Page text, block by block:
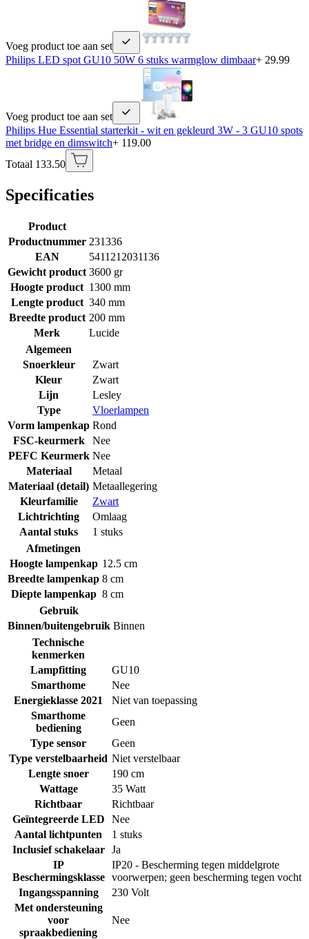
Voeg product toe aan set
Philips LED spot GU10 50W 6 stuks warmglow dimbaar+ 29.99
Voeg product toe aan set
Philips Hue Essential starterkit - wit en gekleurd 3W - 3 GU10 spots
met bridge en dimswitch+ 119.00
Totaal 133.50
Specificaties
Product
Productnummer 231336
EAN
5411212031136
Gewicht product 3600 gr
Hoogte product 1300 mm
Lengte product 340 mm
Breedte product 200 mm
Merk
Lucide
Algemeen
Snoerkleur
Zwart
Kleur
Zwart
Lijn
Lesley
Type
Vloerlampen
Vorm lampenkap Rond
FSC-keurmerk
Nee
PEFC Keurmerk Nee
Materiaal
Metaal
Materiaal (detail) Metaallegering
Kleurfamilie
Zwart
Lichtrichting
Omlaag
Aantal stuks
1 stuks
Afmetingen
Hoogte lampenkap 12.5 cm
Breedte lampenkap 8 cm
Diepte lampenkap 8 cm
Gebruik
Binnen/buitengebruik Binnen
Technische
kenmerken
Lampfitting
GU10
Smarthome
Nee
Energieklasse 2021
Niet van toepassing
Smarthome
bediening
Geen
Type sensor
Geen
Type verstelbaarheid Niet verstelbaar
Lengte snoer
190 cm
Wattage
35 Watt
Richtbaar
Richtbaar
Geïntegreerde LED
Nee
Aantal lichtpunten
1 stuks
Inclusief schakelaar
Ja
IP
Beschermingsklasse
IP20 - Bescherming tegen middelgrote
voorwerpen; geen bescherming tegen vocht
Ingangsspanning
230 Volt
Met ondersteuning
voor
spraakbediening
Nee